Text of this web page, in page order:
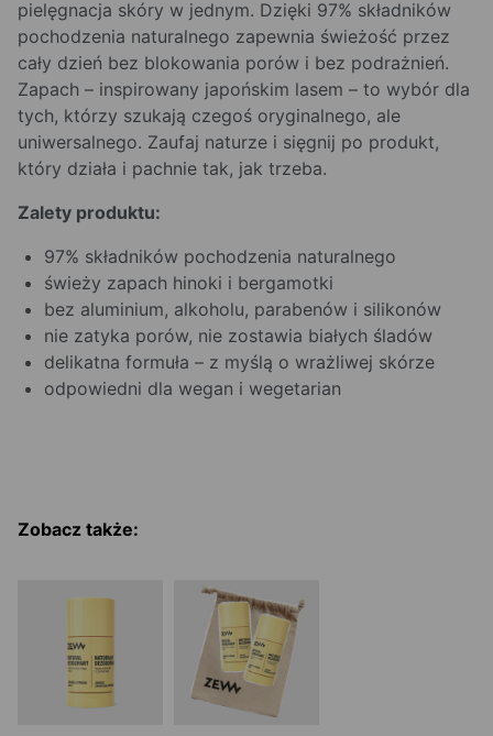
pielęgnacja skóry w jednym. Dzięki 97% składników
pochodzenia naturalnego zapewnia świeżość przez
cały dzień bez blokowania porów i bez podrażnień.
Zapach – inspirowany japońskim lasem – to wybór dla
tych, którzy szukają czegoś oryginalnego, ale
uniwersalnego. Zaufaj naturze i sięgnij po produkt,
który działa i pachnie tak, jak trzeba.
Zalety produktu:
97% składników pochodzenia naturalnego
świeży zapach hinoki i bergamotki
bez aluminium, alkoholu, parabenów i silikonów
nie zatyka porów, nie zostawia białych śladów
delikatna formuła – z myślą o wrażliwej skórze
odpowiedni dla wegan i wegetarian
Zobacz także: